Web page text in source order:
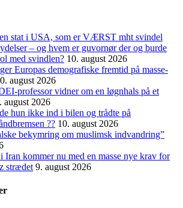
stat i USA, som er VÆRST mht svindel
– og hvem er guvornør der og burde
med svindlen? 10. august 2026
Europas demo­grafiske frem­tid på masse­
august 2026
professor vidner om en løgnhals på et
august 2026
hun ikke ind i bilen og trådte på
?? 10. august 2026
bekymring om muslimsk indvandring”
Iran kommer nu med en masse nye krav for
strædet 9. august 2026